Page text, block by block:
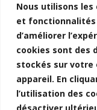
Nous utilisons
et
d’améliorer
cookies sont des
stockés sur
appareil. En
l’utilisation des
primary, .etn-
.cat-radio-btn-list
radio-btn-list
default-calendar-
calendar-style .fc-
event-banner-wrap,